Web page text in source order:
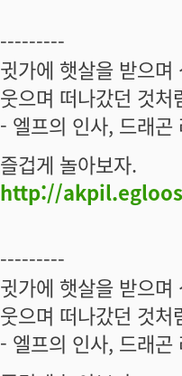
---------
귓가에 햇살을 받으
웃으며 떠나갔던 것
- 엘프의 인사, 드래곤
즐겁게 놀아보자.
http://
---------
귓가에 햇살을 받으
웃으며 떠나갔던 것
- 엘프의 인사, 드래곤